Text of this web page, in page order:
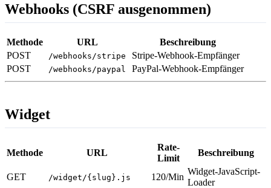
Webhooks (CSRF ausgenommen)
Methode URL
Beschreibung
POST
/webhooks/stripe
Stripe-Webhook-Empfänger
POST
/webhooks/paypal PayPal-Webhook-Empfänger
Widget
Methode URL
Rate-
Limit
Beschreibung
GET /widget/{slug}.js 120/Min
Widget-JavaScript-
Loader